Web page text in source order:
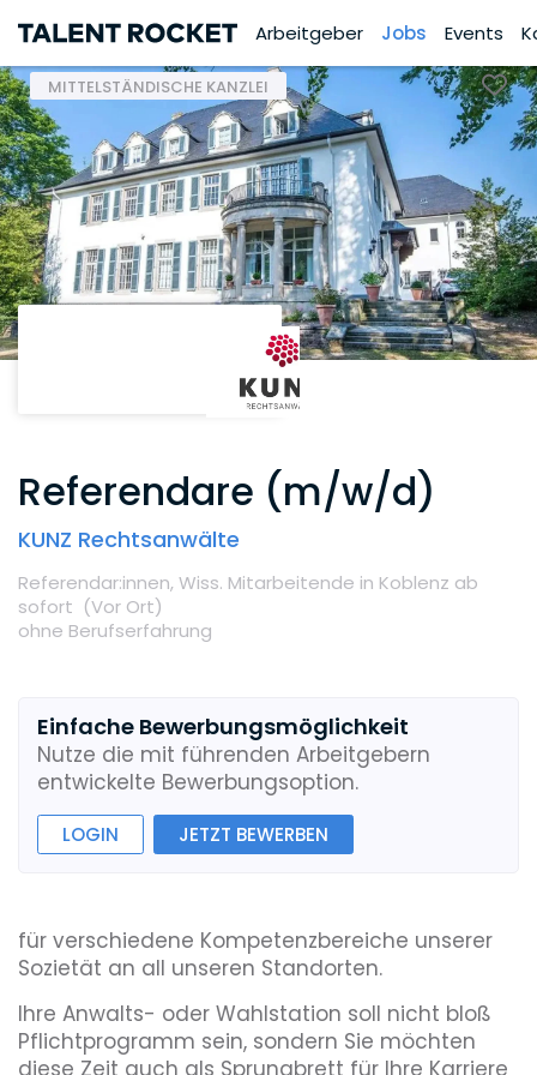
Arbeitgeber Jobs Events
MITTELSTÄNDISCHE KANZLEI
Referendare (m/w/d)
KUNZ Rechtsanwälte
Referendar:innen,Wiss. Mitarbeitende in Koblenz ab
sofort (Vor Ort)
ohne Berufserfahrung
Einfache Bewerbungsmöglichkeit
Nutze die mit führenden Arbeitgebern
entwickelte Bewerbungsoption.
LOGIN JETZT BEWERBEN
für verschiedene Kompetenzbereiche unserer
Sozietät an all unseren Standorten.
Ihre Anwalts- oder Wahlstation soll nicht bloß
Pflichtprogramm sein, sondern Sie möchten
diese Zeit auch als Sprungbrett für Ihre Karriere